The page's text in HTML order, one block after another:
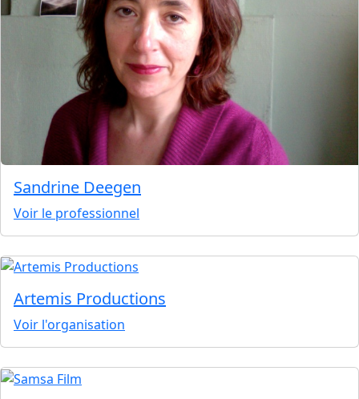
Sandrine Deegen
Voir le professionnel
Artemis Productions
Voir l'organisation